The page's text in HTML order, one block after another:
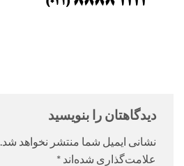
دیدگاهتان را بنویسید
نشانی ایمیل شما منتشر نخواهد شد.
علامت‌گذاری شده‌اند *